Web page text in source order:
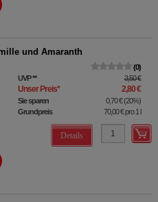
und Amaranth
0
UVP** 3,50 €
Unser Preis* 2,80 €
Sie sparen 0,70 €(20%)
Grundpreis
70,00 €pro 1 l
Details